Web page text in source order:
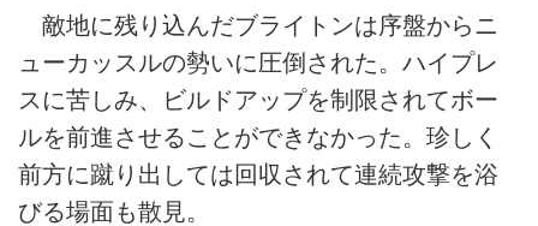
敵地に残り込んだブライトンは序盤からニ
ューカッスルの勢いに圧倒された。ハイプレ
スに苦しみ、ビルドアップを制限されてボー
ルを前進させることができなかった。珍しく
前方に蹴り出しては回収されて連続攻撃を浴
びる場面も散見。